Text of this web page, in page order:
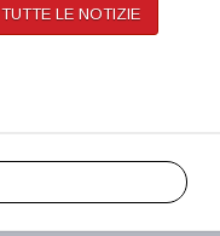
TUTTE LE NOTIZIE